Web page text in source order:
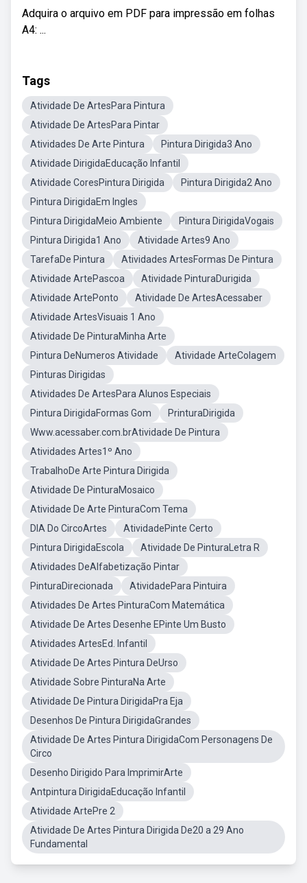
Adquira o arquivo em PDF para impressão em folhas
A4: ...
Tags
Atividade De ArtesPara Pintura
Atividade De ArtesPara Pintar
Atividades De Arte Pintura
Pintura Dirigida3 Ano
Atividade DirigidaEducação Infantil
Atividade CoresPintura Dirigida
Pintura Dirigida2 Ano
Pintura DirigidaEm Ingles
Pintura DirigidaMeio Ambiente
Pintura DirigidaVogais
Pintura Dirigida1 Ano
Atividade Artes9 Ano
TarefaDe Pintura
Atividades ArtesFormas De Pintura
Atividade ArtePascoa
Atividade PinturaDurigida
Atividade ArtePonto
Atividade De ArtesAcessaber
Atividade ArtesVisuais 1 Ano
Atividade De PinturaMinha Arte
Pintura DeNumeros Atividade
Atividade ArteColagem
Pinturas Dirigidas
Atividades De ArtesPara Alunos Especiais
Pintura DirigidaFormas Gom
PrinturaDirigida
Www.acessaber.com.brAtividade De Pintura
Atividades Artes1º Ano
TrabalhoDe Arte Pintura Dirigida
Atividade De PinturaMosaico
Atividade De Arte PinturaCom Tema
DIA Do CircoArtes
AtividadePinte Certo
Pintura DirigidaEscola
Atividade De PinturaLetra R
Atividades DeAlfabetização Pintar
PinturaDirecionada
AtividadePara Pintuira
Atividades De Artes PinturaCom Matemática
Atividade De Artes Desenhe EPinte Um Busto
Atividades ArtesEd. Infantil
Atividade De Artes Pintura DeUrso
Atividade Sobre PinturaNa Arte
Atividade De Pintura DirigidaPra Eja
Desenhos De Pintura DirigidaGrandes
Atividade De Artes Pintura DirigidaCom Personagens De
Circo
Desenho Dirigido Para ImprimirArte
Antpintura DirigidaEducação Infantil
Atividade ArtePre 2
Atividade De Artes Pintura Dirigida De20 a 29 Ano
Fundamental